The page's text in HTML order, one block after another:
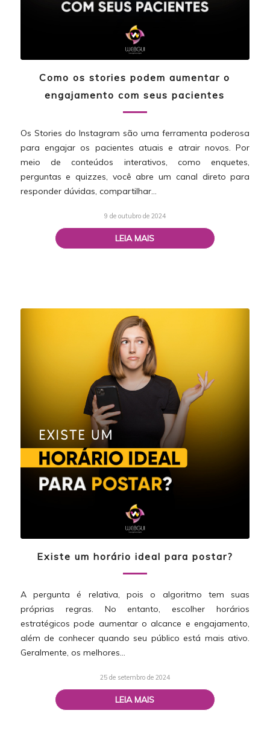
Como os stories podem aumentar o
engajamento com seus pacientes
Os Stories do Instagram são uma ferramenta poderosa
para engajar os pacientes atuais e atrair novos. Por
meio de conteúdos interativos, como enquetes,
perguntas e quizzes, você abre um canal direto para
responder dúvidas, compartilhar…
LEIA MAIS
9 de outubro de 2024
Existe um horário ideal para postar?
A pergunta é relativa, pois o algoritmo tem suas
próprias regras. No entanto, escolher horários
estratégicos pode aumentar o alcance e engajamento,
além de conhecer quando seu público está mais ativo.
Geralmente, os melhores…
LEIA MAIS
25 de setembro de 2024